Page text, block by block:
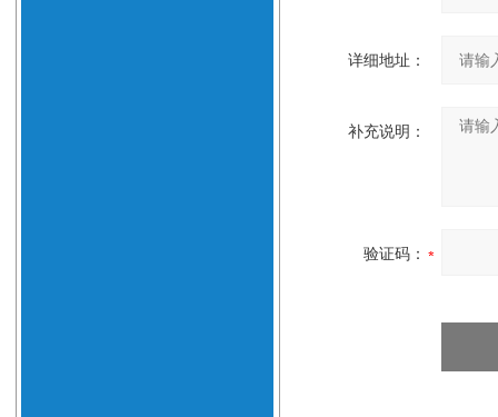
详细地址：
补充说明：
验证码：